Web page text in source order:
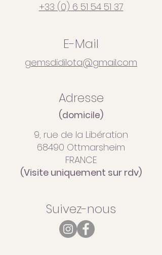
+33 (0) 6 51 54 51 37
E-Mail
gemsdidilota@gmail.com
Adresse
(domicile)
9, rue de la Libération
68490 Ottmarsheim
FRANCE
(Visite uniquement sur rdv)
Suivez-nous